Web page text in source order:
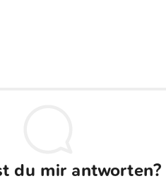
du mir antworten?